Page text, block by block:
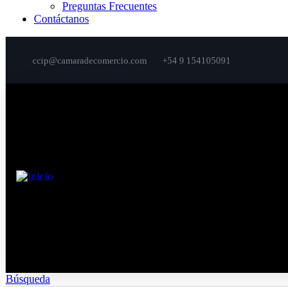
Preguntas Frecuentes
Contáctanos
ccip@camaradecomercio.com +54 9 154105091
Búsqueda